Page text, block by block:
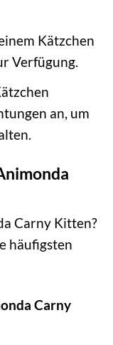
Kätzchen
Verfügung.
an, um
Carny Kitten?
häufigsten
Carny